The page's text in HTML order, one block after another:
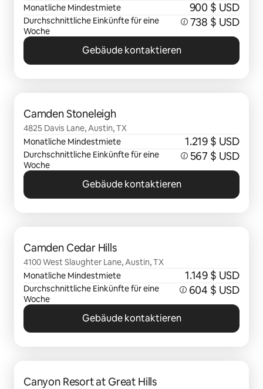
Monatliche Mindestmiete
900 $ USD
Durchschnittliche Einkünfte für eine
Woche
738 $ USD
Gebäude kontaktieren
Camden Stoneleigh
4825 Davis Lane, Austin, TX
Monatliche Mindestmiete
1.219 $ USD
Durchschnittliche Einkünfte für eine
Woche
567 $ USD
Gebäude kontaktieren
Camden Cedar Hills
4100 West Slaughter Lane, Austin, TX
Monatliche Mindestmiete
1.149 $ USD
Durchschnittliche Einkünfte für eine
Woche
604 $ USD
Gebäude kontaktieren
Canyon Resort at Great Hills